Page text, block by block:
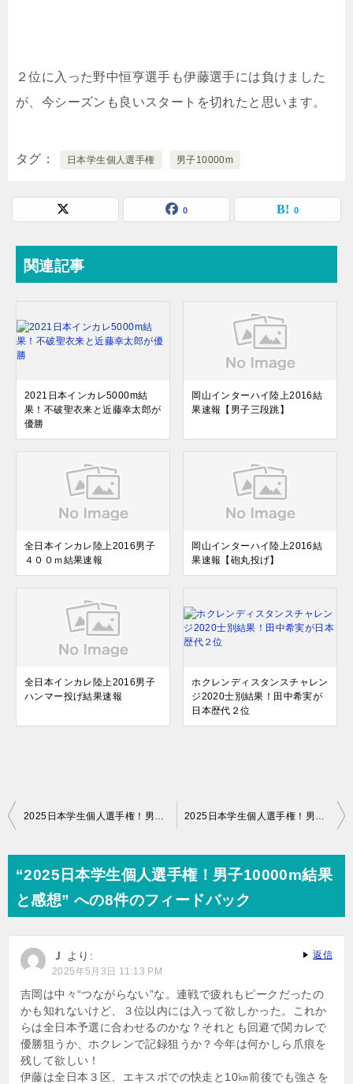
２位に入った野中恒亨選手も伊藤選手には負けました
が、今シーズンも良いスタートを切れたと思います。
タグ 日本学生個人選手権 男子10000m
0 0
関連記事
2021日本インカレ5000m結
果！不破聖衣来と近藤幸太郎が
優勝
岡山インターハイ陸上2016結
果速報【男子三段跳】
全日本インカレ陸上2016男子
４００ｍ結果速報
岡山インターハイ陸上2016結
果速報【砲丸投げ】
全日本インカレ陸上2016男子
ハンマー投げ結果速報
ホクレンディスタンスチャレン
ジ2020士別結果！田中希実が
日本歴代２位
投
ゲ
シ
ョ
ン
“2025日本学生個人選手権！男子10000m結果
と感想” への8件のフィードバック
Ｊ より:
2025年5月3日 11:13 PM
吉岡は中々“つながらない”な。連戦で疲れもピークだったの
かも知れないけど、３位以内には入って欲しかった。これか
らは全日本予選に合わせるのかな？それとも回避で関カレで
優勝狙うか、ホクレンで記録狙うか？今年は何かしら爪痕を
残して欲しい！
伊藤は全日本３区、エキスポでの快走と10㎞前後でも強さを
返信